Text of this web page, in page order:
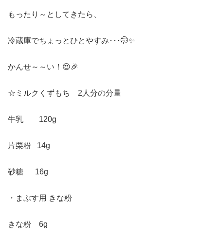
もったり～としてきたら、
冷蔵庫でちょっとひとやすみ･･･🤭✨
かんせ～～い！😍🎉
☆ミルクくずもち 2人分の分量
牛乳 120g
片栗粉 14g
砂糖 16g
・まぶす用 きな粉
きな粉 6g